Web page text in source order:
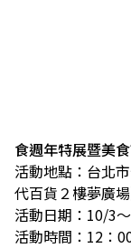
食週年特展暨美
活動地點：台北
代百貨２樓夢廣場
活動日期：10/3
活動時間：12：